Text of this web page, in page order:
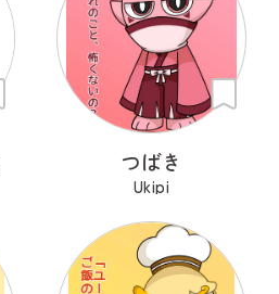
つばき
Ukipi